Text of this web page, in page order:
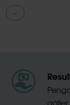
för
inlägg
←